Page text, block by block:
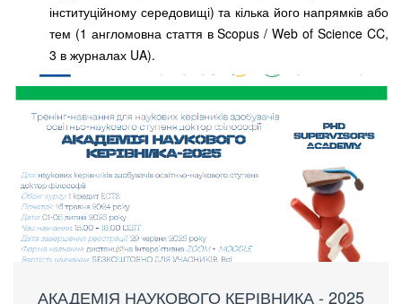
інституційному середовищі) та кілька його напрямків або
тем (1 англомовна стаття в Scopus / Web of Science CC,
3 в журналах UA).
АКАДЕМІЯ НАУКОВОГО КЕРІВНИКА - 2025